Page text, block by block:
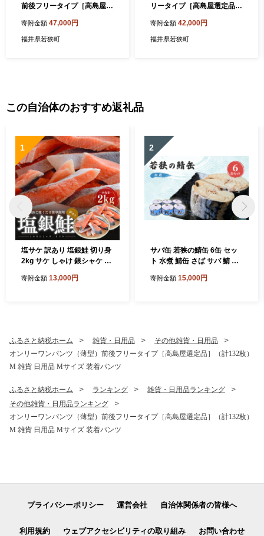
前後フリータイプ［高島屋選
用品 Sサイズ 装着パンツ
寄附金額 47,000円
福井県若狭町
リータイプ［高島屋選定品］
Mサイズ 装着パンツ
寄附金額 42,000円
福井県若狭町
この自治体のおすすめ返礼品
1
塩サケ 訳あり 塩銀鮭 切り身
2kg サケ しゃけ 銀シャケ 規
寄附金額 13,000円
2
サバ缶 若狭の鯖缶 6缶 セッ
ト 水煮 鯖缶 さば サバ 鯖 缶
井 若狭町 福井県若狭町
寄附金額 15,000円
ふるさと納税ホーム 雑貨・日用品
その他雑貨・日用品
オンリーワンパンツ（薄型）前後フリータイプ［高島屋選定品］（計132枚）
M 雑貨 日用品 Mサイズ 装着パンツ
ふるさと納税ホーム ランキング
雑貨・日用品ランキング
その他雑貨・日用品ランキング
オンリーワンパンツ（薄型）前後フリータイプ［高島屋選定品］（計132枚）
M 雑貨 日用品 Mサイズ 装着パンツ
プライバシーポリシー 運営会社 自治体関係者の皆様へ
利用規約 ウェブアクセシビリティの取り組み お問い合わせ